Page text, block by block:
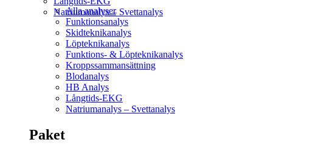
Natriumanalys – Svettanalys
Alla analyser
Funktionsanalys
Skidteknikanalys
Löpteknikanalys
Funktions- & Löpteknikanalys
Kroppssammansättning
Blodanalys
HB Analys
Långtids-EKG
Natriumanalys – Svettanalys
Paket